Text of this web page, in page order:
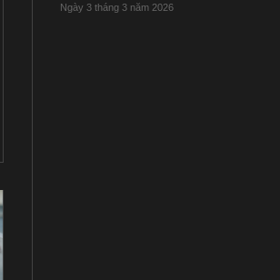
Ngày 3 tháng 3 năm 2026